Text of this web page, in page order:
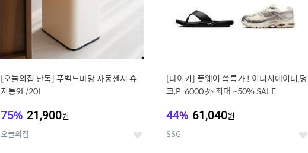
[오늘의집 단독] 푸벨드마망 자동센서 휴
지통9L/20L
75% 21,900원
오늘의집 좋
[나이키] 풋웨어 쓱특가 ! 이니시에이터,덩
크,P-6000 外 최대 ~50% SALE
44% 61,040원
SSG 좋